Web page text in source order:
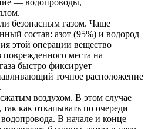
— водопроводы,
безопасным газом. Чаще
состав: азот (95%) и водород
этой операции вещество
поврежденного места на
быстро фиксирует
точное расположение
воздухом. В этом случае
как откапывать по очереди
В начале и конце